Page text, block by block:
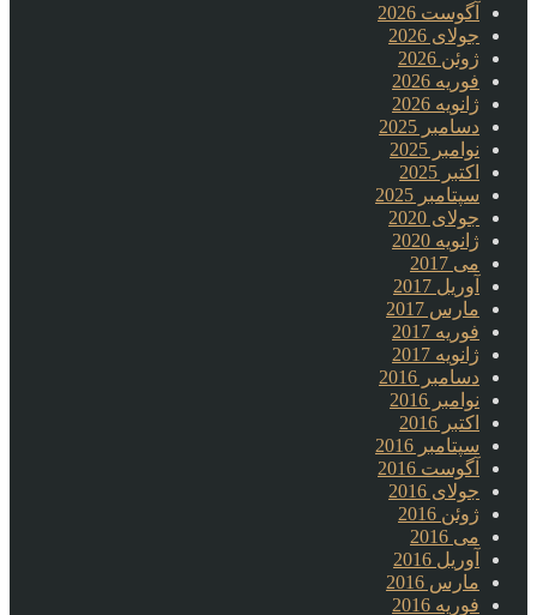
آگوست 2026
جولای 2026
ژوئن 2026
فوریه 2026
ژانویه 2026
دسامبر 2025
نوامبر 2025
اکتبر 2025
سپتامبر 2025
جولای 2020
ژانویه 2020
می 2017
آوریل 2017
مارس 2017
فوریه 2017
ژانویه 2017
دسامبر 2016
نوامبر 2016
اکتبر 2016
سپتامبر 2016
آگوست 2016
جولای 2016
ژوئن 2016
می 2016
آوریل 2016
مارس 2016
فوریه 2016